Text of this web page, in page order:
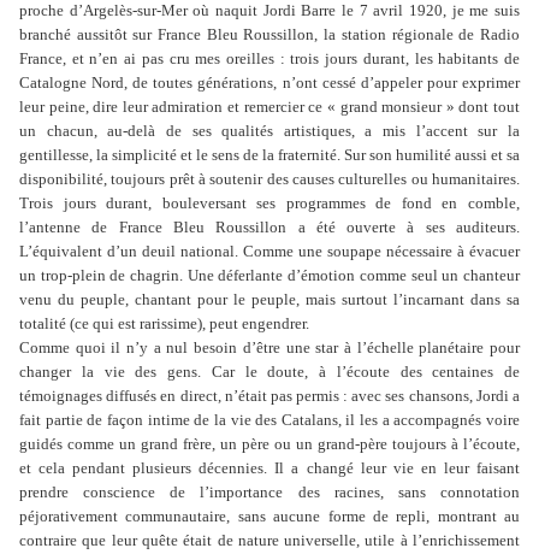
proche d’Argelès-sur-Mer où naquit Jordi Barre le 7 avril 1920, je me suis
branché aussitôt sur France Bleu Roussillon, la station régionale de Radio
France, et n’en ai pas cru mes oreilles : trois jours durant, les habitants de
Catalogne Nord, de toutes générations, n’ont cessé d’appeler pour exprimer
leur peine, dire leur admiration et remercier ce « grand monsieur » dont tout
un chacun, au-delà de ses qualités artistiques, a mis l’accent sur la
gentillesse, la simplicité et le sens de la fraternité. Sur son humilité aussi et sa
disponibilité, toujours prêt à soutenir des causes culturelles ou humanitaires.
Trois jours durant, bouleversant ses programmes de fond en comble,
l’antenne de France Bleu Roussillon a été ouverte à ses auditeurs.
L’équivalent d’un deuil national. Comme une soupape nécessaire à évacuer
un trop-plein de chagrin. Une déferlante d’émotion comme seul un chanteur
venu du peuple, chantant pour le peuple, mais surtout l’incarnant dans sa
totalité (ce qui est rarissime), peut engendrer.
Comme quoi il n’y a nul besoin d’être une star à l’échelle planétaire pour
changer la vie des gens. Car le doute, à l’écoute des centaines de
témoignages diffusés en direct, n’était pas permis : avec ses chansons, Jordi a
fait partie de façon intime de la vie des Catalans, il les a accompagnés voire
guidés comme un grand frère, un père ou un grand-père toujours à l’écoute,
et cela pendant plusieurs décennies. Il a changé leur vie en leur faisant
prendre conscience de l’importance des racines, sans connotation
péjorativement communautaire, sans aucune forme de repli, montrant au
contraire que leur quête était de nature universelle, utile à l’enrichissement